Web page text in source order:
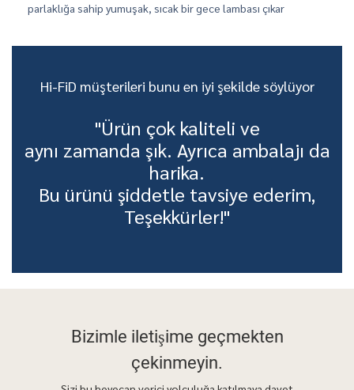
parlaklığa sahip yumuşak, sıcak bir gece lambası çıkar
sessizce büyümesini sağlar
Hi-FiD müşterileri bunu en iyi şekilde söylüyor
"Ürün çok kaliteli ve
aynı zamanda şık. Ayrıca ambalajı da
harika.
Bu ürünü şiddetle tavsiye ederim,
Teşekkürler!"
Bizimle iletişime geçmekten
çekinmeyin.